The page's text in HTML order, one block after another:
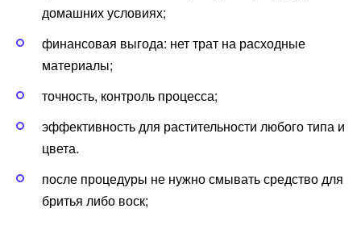
домашних условиях;
финансовая выгода: нет трат на расходные
материалы;
точность, контроль процесса;
эффективность для растительности любого типа и
цвета.
после процедуры не нужно смывать средство для
бритья либо воск;